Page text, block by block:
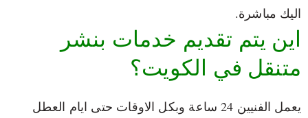
اليك مباشرة.
اين يتم تقديم خدمات بنشر
متنقل في الكويت؟
يعمل الفنيين 24 ساعة وبكل الاوقات حتى ايام العطل